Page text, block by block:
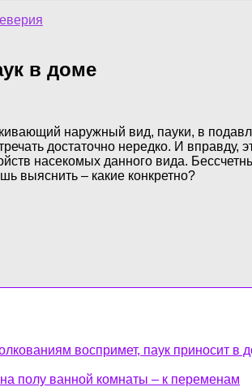
в доме
наружный вид, пауки, в
достаточно нередко. И
насекомых данного вида.
выяснить – какие конкретно?
воспримет, паук приносит в
полу ванной комнаты – к переменам